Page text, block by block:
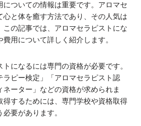
についての情報は重要です。アロマセ
心と体を癒す方法であり、その人気は
この記事では、アロマセラピストにな
用について詳しく紹介します。
になるには専門の資格が必要です。
ラピー検定」「アロマセラピスト認
ネーター」などの資格が求められま
得するためには、専門学校や資格取得
要があります。